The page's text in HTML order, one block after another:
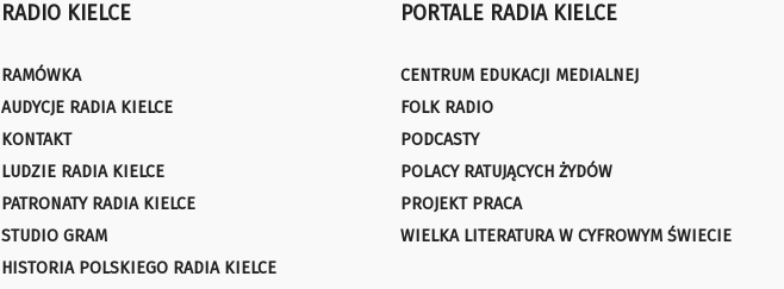
RADIO KIELCE
RAMÓWKA
AUDYCJE RADIA KIELCE
KONTAKT
LUDZIE RADIA KIELCE
PATRONATY RADIA KIELCE
STUDIO GRAM
HISTORIA POLSKIEGO RADIA KIELCE
PORTALE RADIA KIELCE
CENTRUM EDUKACJI MEDIALNEJ
FOLK RADIO
PODCASTY
POLACY RATUJĄCYCH ŻYDÓW
PROJEKT PRACA
WIELKA LITERATURA W CYFROWYM ŚWIECIE